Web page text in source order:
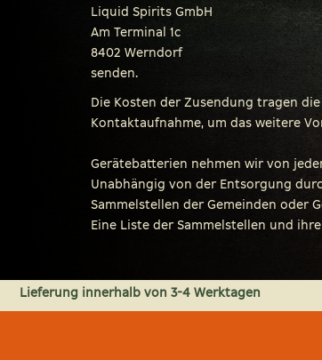
Liquid Spirits GmbH
Am Terminal 1c
8402 Werndorf
senden.
Die Kosten der Zusendung tragen
Kontaktaufnahme, um das weitere
Gerätebatterien nehmen wir von
Unabhängig von der Entsorgung
Sammelstellen der Gemeinden oder
Eine Liste der Sammelstellen und
Lieferung innerhalb von 3-4 Werktagen